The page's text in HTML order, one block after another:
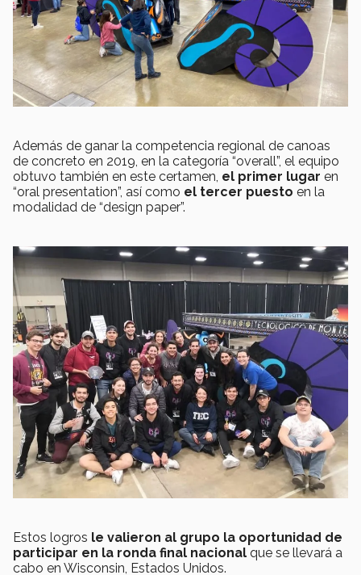
Además de ganar la competencia regional de canoas
de concreto en 2019, en la categoría “overall”, el equipo
obtuvo también en este certamen, el primer lugar en
“oral presentation”, así como el tercer puesto en la
modalidad de “design paper”.
Estos logros le valieron al grupo la oportunidad de
participar en la ronda final nacional que se llevará a
cabo en Wisconsin, Estados Unidos.